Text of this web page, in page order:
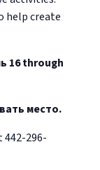
help create
16 through
место.
296-